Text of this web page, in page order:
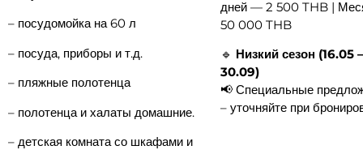
– ⁠посудомойка на 60 л
– ⁠посуда, приборы и т.д.
– ⁠пляжные полотенца
– ⁠полотенца и халаты домашние.
– ⁠детская комната со шкафами и
дней — 2 500 THB |
50 000 THB
🔹 Низкий сезон (16.05 –
30.09)
📢 Специальные
– уточняйте при